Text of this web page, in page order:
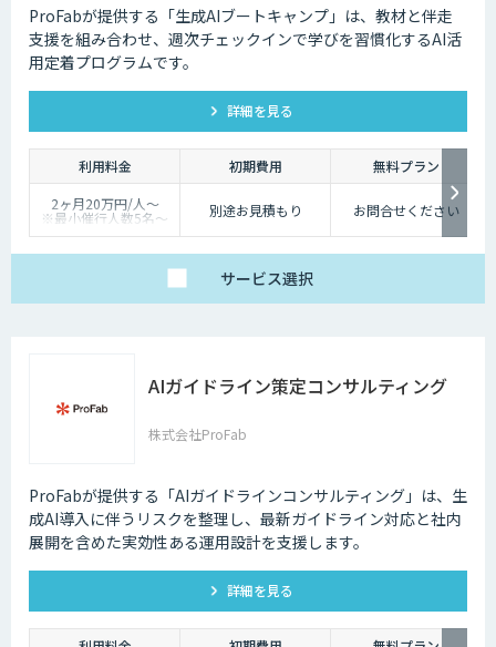
ProFabが提供する「生成AIブートキャンプ」は、教材と伴走
支援を組み合わせ、週次チェックインで学びを習慣化するAI活
用定着プログラムです。
詳細を見る
利用料金 初期費用
無料プラン
2ヶ月20万円/人〜
※最小催行人数5名〜
※対象ツールやカスタ
別途お見積もり お問合せください
サービス選択
AIガイドライン策定コンサルティング
株式会社ProFab
ProFabが提供する「AIガイドラインコンサルティング」は、生
成AI導入に伴うリスクを整理し、最新ガイドライン対応と社内
展開を含めた実効性ある運用設計を支援します。
詳細を見る